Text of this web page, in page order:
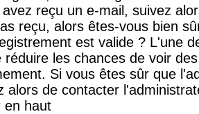
avez reçu un e-mail, suivez
reçu, alors êtes-vous bien
est valide ? L'une
réduire les chances de voir
Si vous êtes sûr que
alors de contacter
en haut